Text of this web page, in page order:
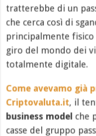
tratterebbe di un
che cerca così di
principalmente
giro del mondo dei
totalmente digitale.
Come avevamo già
Criptovaluta.it, il
business model che
casse del gruppo